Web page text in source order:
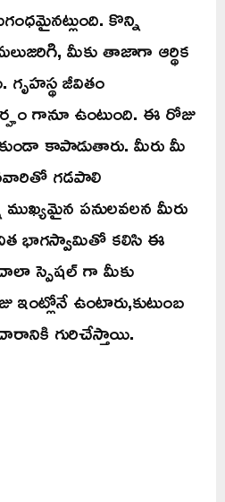
కొన్ని
మీకు తాజాగా ఆర్థిక
జీవితం
గానూ ఉంటుంది. ఈ రోజు
కాపాడుతారు. మీరు మీ
గడపాలి
ముఖ్యమైన పనులవలన మీరు
భాగస్వామితో కలిసి ఈ
స్పెషల్ గా మీకు
ఇంట్లోనే ఉంటారు,కుటుంబ
గురిచేస్తాయి.